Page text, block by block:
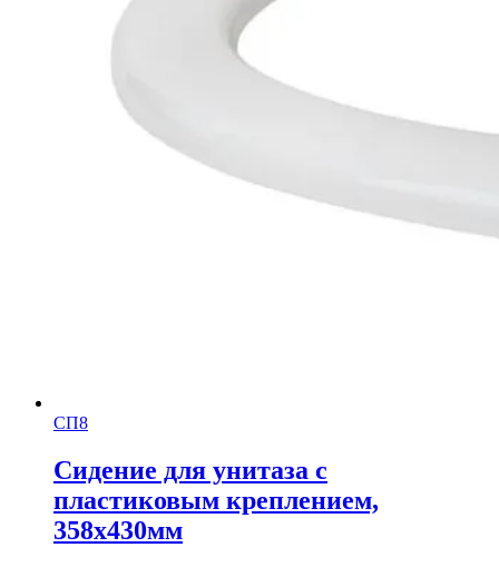
СП8
Сидение для унитаза с
пластиковым креплением,
358х430мм